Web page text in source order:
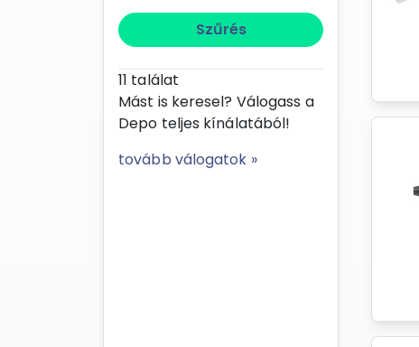
Szűrés
11 találat
Mást is keresel? Válogass a
Depo teljes kínálatából!
tovább válogatok »